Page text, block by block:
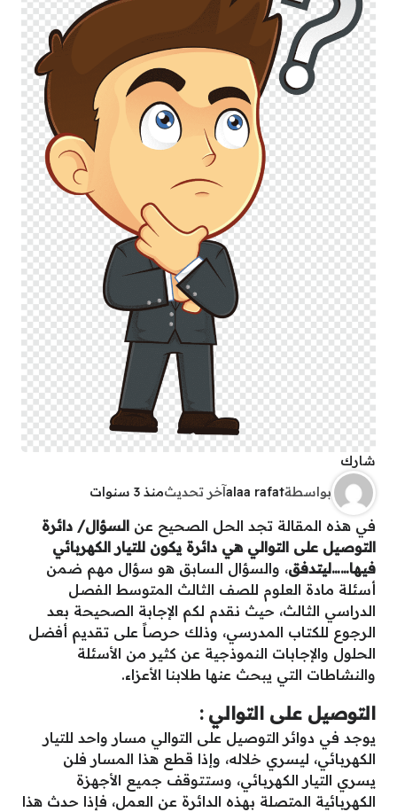
شارك
بواسطةalaa rafatآخر تحديثمنذ 3 سنوات
في هذه المقالة تجد الحل الصحيح عن السؤال/ دائرة
التوصيل على التوالي هي دائرة يكون للتيار الكهربائي
فيها……ليتدفق، والسؤال السابق هو سؤال مهم ضمن
أسئلة مادة العلوم للصف الثالث المتوسط الفصل
الدراسي الثالث، حيث نقدم لكم الإجابة الصحيحة بعد
الرجوع للكتاب المدرسي، وذلك حرصاً على تقديم أفضل
الحلول والإجابات النموذجية عن كثير من الأسئلة
والنشاطات التي يبحث عنها طلابنا الأعزاء.
التوصيل على التوالي :
يوجد في دوائر التوصيل على التوالي مسار واحد للتيار
الكهربائي، ليسري خلاله، وإذا قطع هذا المسار فلن
يسري التيار الكهربائي، وستتوقف جميع الأجهزة
الكهربائية المتصلة بهذه الدائرة عن العمل، فإذا حدث هذا